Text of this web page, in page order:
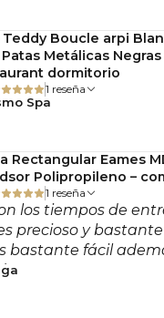
Teddy Boucle arpi
Metálicas
dormitorio
1 reseña
Spa
Rectangular Eames
Polipropileno –
1 reseña
los tiempos de
precioso y
bastante fácil